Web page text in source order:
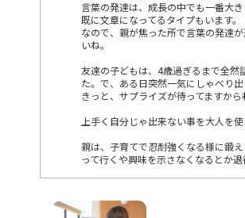
言葉の発達は、成長の中でも一番大
既に文章になってるタイプもいます。
なので、親が焦った所で言葉の発達
いね。
友達の子どもは、4歳過ぎるまで全然
た。で、ある日突然一気にしゃべり
きっと、サプライズが待ってますから
上手く自分じゃ出来ない事を大人を
親は、子育てで忍耐強くなる様に鍛
って行くや興味を示さなくなるとか